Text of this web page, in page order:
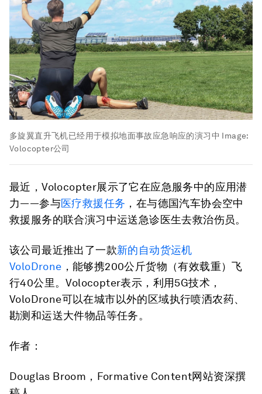
多旋翼直升飞机已经用于模拟地面事故应急响应的演习中 Image:
Volocopter公司
最近，Volocopter展示了它在应急服务中的应用潜
力——参与医疗救援任务 ，在与德国汽车协会空中
救援服务的联合演习中运送急诊医生去救治伤员。
该公司最近推出了一款新的自动货运机
VoloDrone ，能够携200公斤货物（有效载重）飞
行40公里。Volocopter表示，利用5G技术，
VoloDrone可以在城市以外的区域执行喷洒农药、
勘测和运送大件物品等任务。
作者：
Douglas Broom，Formative Content网站资深撰